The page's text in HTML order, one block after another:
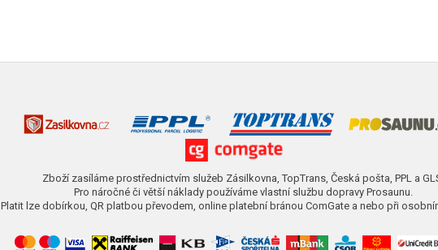
Zboží zasíláme prostřednictvím služeb Zásilkovna, TopTrans, Česká pošta, PPL a
Pro náročné či větší náklady používáme vlastní službu dopravy Prosaunu.
Platit lze dobírkou, QR platbou převodem, online platební bránou ComGate a nebo při